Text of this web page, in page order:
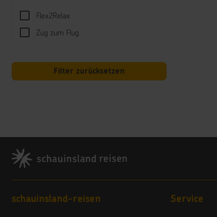
Flex2Relax
Zug zum Flug
Filter zurücksetzen
Nach
Bad
Footer
Footer navigation
schauinsland-reisen Service